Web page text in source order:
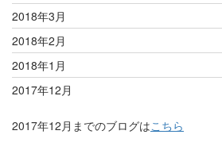
2018年3月
2018年2月
2018年1月
2017年12月
2017年12月までのブログはこちら